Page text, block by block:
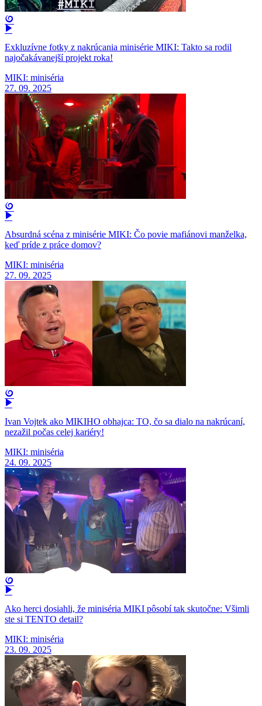
Exkluzívne fotky z nakrúcania minisérie MIKI: Takto sa rodil
najočakávanejší projekt roka!
MIKI: miniséria
27. 09. 2025
Absurdná scéna z minisérie MIKI: Čo povie mafiánovi manželka,
keď príde z práce domov?
MIKI: miniséria
27. 09. 2025
Ivan Vojtek ako MIKIHO obhajca: TO, čo sa dialo na nakrúcaní,
nezažil počas celej kariéry!
MIKI: miniséria
24. 09. 2025
Ako herci dosiahli, že miniséria MIKI pôsobí tak skutočne: Všimli
ste si TENTO detail?
MIKI: miniséria
23. 09. 2025